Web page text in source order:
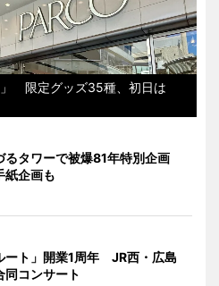
限定グッズ35種、初日は
るタワーで被爆81年特別企画
紙企画も
ート」開業1周年 JR西・広島
同コンサート